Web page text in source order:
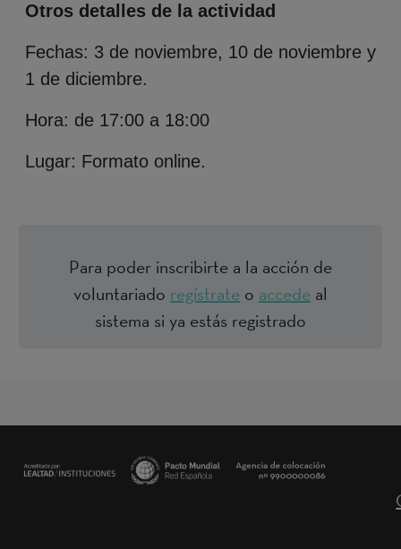
Otros detalles de la actividad
Fechas: 3 de noviembre, 10 de noviembre y
1 de diciembre.
Hora: de 17:00 a 18:00
Lugar: Formato online.
Para poder inscribirte a la acción de
voluntariado regístrate o accede al
sistema si ya estás registrado